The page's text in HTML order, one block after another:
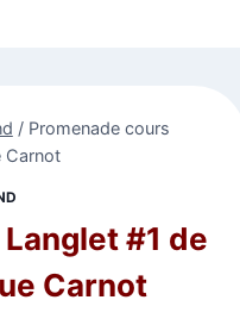
/ Promenade cours
Carnot
#1 de
Carnot